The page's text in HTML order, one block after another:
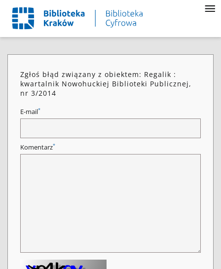
Zgłoś błąd związany z obiektem: Regalik :
kwartalnik Nowohuckiej Biblioteki Publicznej,
nr 3/2014
E-mail*
Komentarz*